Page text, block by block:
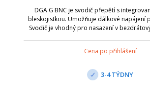
DGA G BNC je svodič přepětí s
bleskojistkou. Umožňuje dálkové napájení
Svodič je vhodný pro nasazení v
Cena po přihlášení
3-4 TÝDNY